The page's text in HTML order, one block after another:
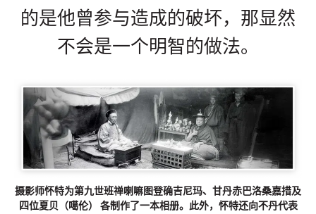
的是他曾参与造成的破坏，那显然
不会是一个明智的做法。
摄影师怀特为第九世班禅喇嘛图登确吉尼玛、甘丹赤巴洛桑嘉措及
四位夏贝（噶伦） 各制作了一本相册。此外，怀特还向不丹代表